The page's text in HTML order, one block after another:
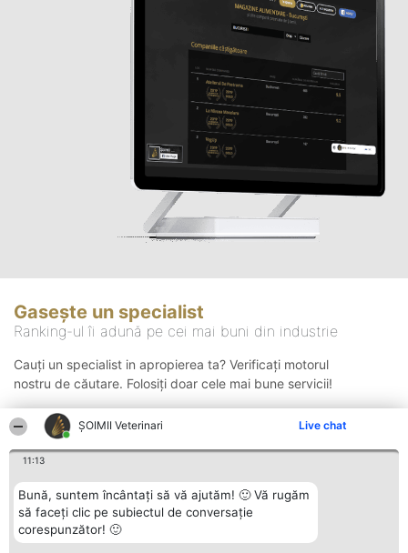
ȘOIMII Veterinari Live chat
11:13
Bună, suntem încântați să vă ajutăm! 🙂 Vă rugăm
să faceți clic pe subiectul de conversație
corespunzător! 🙂
Gasește un specialist
Ranking-ul îi adună pe cei mai buni din industrie
Cauți un specialist in apropierea ta? Verificați motorul
nostru de căutare. Folosiți doar cele mai bune servicii!